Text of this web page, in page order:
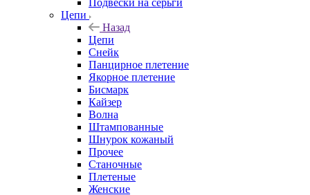
Подвески на серьги
Цепи
Назад
Цепи
Снейк
Панцирное плетение
Якорное плетение
Бисмарк
Кайзер
Волна
Штампованные
Шнурок кожаный
Прочее
Станочные
Плетеные
Женские